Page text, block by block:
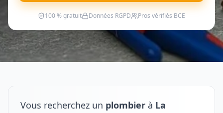
100 % gratuit Données RGPD Pros vérifiés BCE
Vous recherchez un plombier à La